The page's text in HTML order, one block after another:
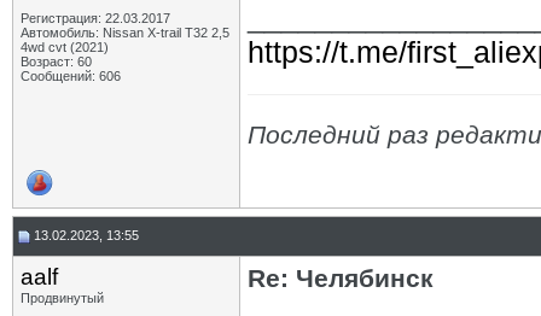
Регистрация: 22.03.2017
Автомобиль: Nissan X-trail Т32 2,5
4wd cvt (2021)
Возраст: 60
Сообщений: 606
https://t.me/
Последний раз
13.02.2023, 13:55
aalf
Продвинутый
Re: Челябинск